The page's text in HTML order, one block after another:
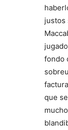
justos
fondo
que